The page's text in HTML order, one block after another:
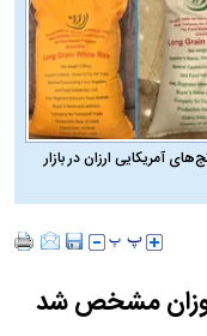
آمریکایی ارزان در بازار
مشخص شد